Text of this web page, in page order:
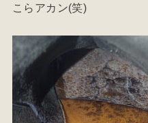
こらアカン(笑)